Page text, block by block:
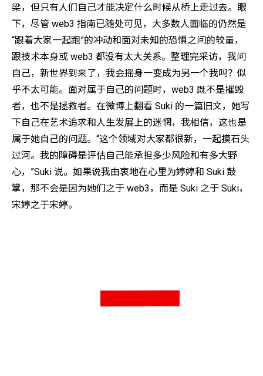
梁，但只有人们自己才能决定什么时候从桥上走过去。眼
下，尽管 web3 指南已随处可见，大多数人面临的仍然是
“跟着大家一起跑”的冲动和面对未知的恐惧之间的较量，
跟技术本身或 web3 都没有太大关系。整理完采访，我问
自己，新世界到来了，我会摇身一变成为另一个我吗？似
乎不太可能。面对属于自己的问题时，web3 既不是摧毁
者，也不是拯救者。在微博上翻看 Suki 的一篇旧文，她写
下自己在艺术追求和人生发展上的迷惘，我相信，这也是
属于她自己的问题。“这个领域对大家都很新，一起摸石头
过河。我的障碍是评估自己能承担多少风险和有多大野
心，”Suki 说。如果说我由衷地在心里为婷婷和 Suki 鼓
掌，那不会是因为她们之于 web3，而是 Suki 之于 Suki，
宋婷之于宋婷。